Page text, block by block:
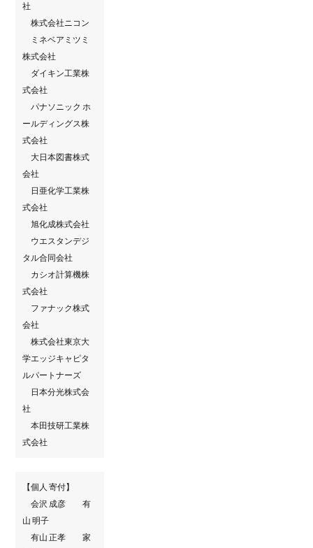
社
株式会社ニコン
ミネベアミツミ
株式会社
ダイキン工業株
式会社
パナソニック ホ
ールディングス株
式会社
⼤⽇本図書株式
会社
日亜化学工業株
式会社
旭化成株式会社
ウエスタンデジ
タル合同会社
カシオ計算機株
式会社
ファナック株式
会社
株式会社東京大
学エッジキャピタ
ルパートナーズ
日本分光株式会
社
本田技研工業株
式会社
【個人 寄付】
会沢 成彦 有
山 明子
有山 正孝 家